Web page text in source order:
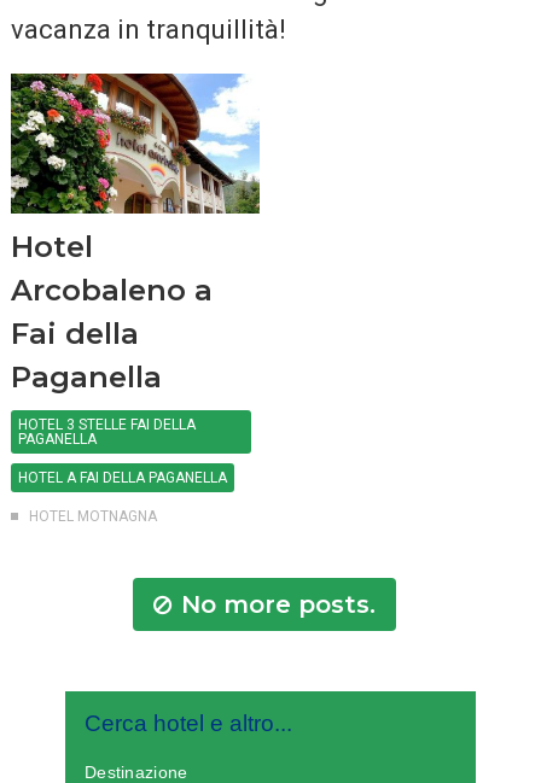
vacanza in tranquillità!
Hotel
Arcobaleno a
Fai della
Paganella
HOTEL 3 STELLE FAI DELLA
PAGANELLA
HOTEL A FAI DELLA PAGANELLA
HOTEL MOTNAGNA
No more posts.
Cerca hotel e altro...
Destinazione